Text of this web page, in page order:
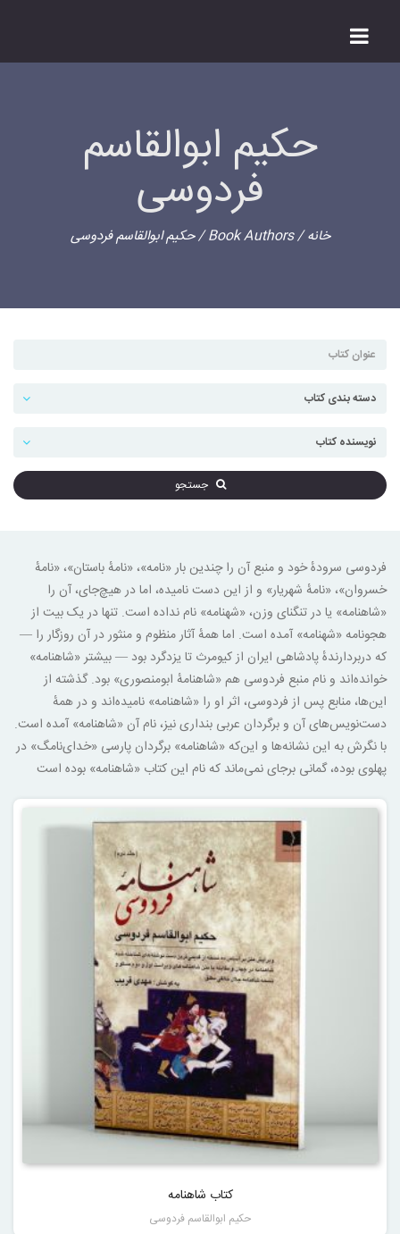
حکیم ابوالقاسم
فردوسی
خانه/ Book Authors / حکیم ابوالقاسم فردوسی
جستجو
فردوسی سرودهٔ خود و منبع آن را چندین بار «نامه»، «نامهٔ باستان»، «نامهٔ
خسروان»، «نامهٔ شهریار» و از این دست نامیده، اما در هیچ‌جای، آن را
«شاهنامه» یا در تنگنای وزن، «شهنامه» نام نداده است. تنها در یک بیت از
هجونامه «شهنامه» آمده است. اما همهٔ آثار منظوم و منثور در آن روزگار را —
که دربردارندهٔ پادشاهی ایران از کیومرث تا یزدگرد بود — بیشتر «شاهنامه»
خوانده‌اند و نام منبع فردوسی هم «شاهنامهٔ ابومنصوری» بود. گذشته از
این‌ها، منابع پس از فردوسی، اثر او را «شاهنامه» نامیده‌اند و در همهٔ
دست‌نویس‌های آن و برگردان عربی بنداری نیز، نام آن «شاهنامه» آمده است.
با نگرش به این نشانه‌ها و این‌که «شاهنامه» برگردان پارسی «خدای‌نامگ» در
پهلوی بوده، گمانی برجای نمی‌ماند که نام این کتاب «شاهنامه» بوده است
کتاب شاهنامه
حکیم ابوالقاسم فردوسی